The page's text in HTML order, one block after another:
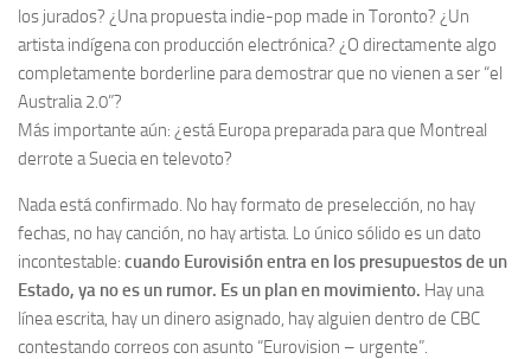
los jurados? ¿Una propuesta indie-pop made in Toronto? ¿Un
artista indígena con producción electrónica? ¿O directamente algo
completamente borderline para demostrar que no vienen a ser “el
Australia 2.0”?
Más importante aún: ¿está Europa preparada para que Montreal
derrote a Suecia en televoto?
Nada está confirmado. No hay formato de preselección, no hay
fechas, no hay canción, no hay artista. Lo único sólido es un dato
incontestable: cuando Eurovisión entra en los presupuestos de un
Estado, ya no es un rumor. Es un plan en movimiento. Hay una
línea escrita, hay un dinero asignado, hay alguien dentro de CBC
contestando correos con asunto “Eurovision – urgente”.